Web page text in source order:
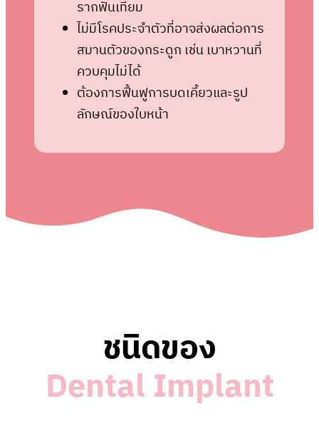
รากฟันเทียม
ไม่มีโรคประจำตัวที่อาจส่งผลต่อการ
สมานตัวของกระดูก เช่น เบาหวานที่
ควบคุมไม่ได้
ต้องการฟื้นฟูการบดเคี้ยวและรูป
ลักษณ์ของใบหน้า
ชนิดของ
DentalImplant